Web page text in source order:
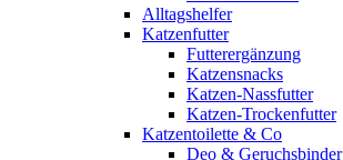
Alltagshelfer
Katzenfutter
Futterergänzung
Katzensnacks
Katzen-Nassfutter
Katzen-Trockenfutter
Katzentoilette & Co
Deo & Geruchsbinder